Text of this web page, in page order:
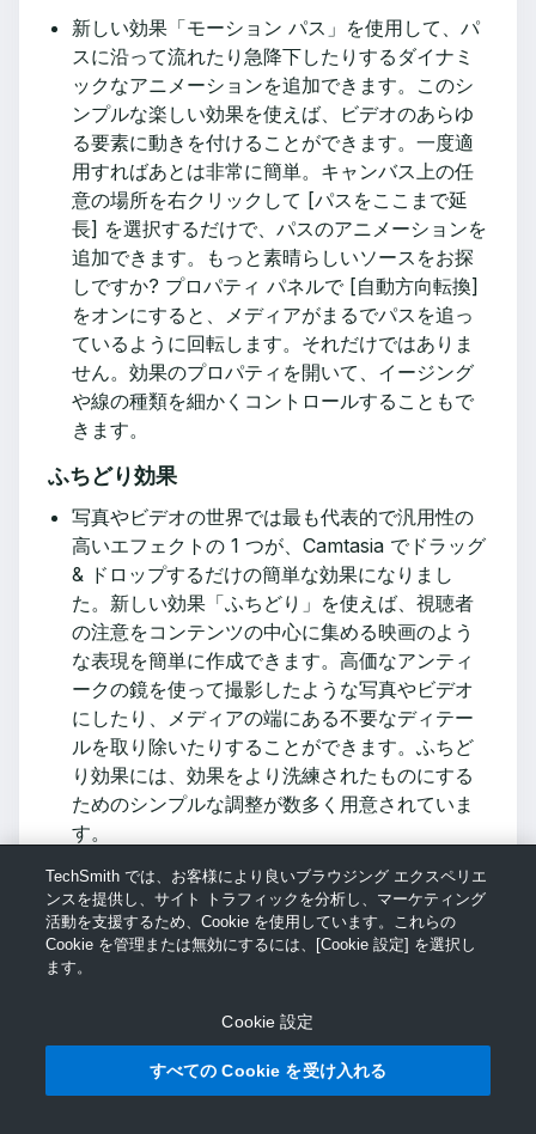
新しい効果「モーション パス」を使用して、パ
スに沿って流れたり急降下したりするダイナミ
ックなアニメーションを追加できます。このシ
ンプルな楽しい効果を使えば、ビデオのあらゆ
る要素に動きを付けることができます。一度適
用すればあとは非常に簡単。キャンバス上の任
意の場所を右クリックして [パスをここまで延
長] を選択するだけで、パスのアニメーションを
追加できます。もっと素晴らしいソースをお探
しですか? プロパティ パネルで [自動方向転換]
をオンにすると、メディアがまるでパスを追っ
ているように回転します。それだけではありま
せん。効果のプロパティを開いて、イージング
や線の種類を細かくコントロールすることもで
きます。
ふちどり効果
写真やビデオの世界では最も代表的で汎用性の
高いエフェクトの 1 つが、Camtasia でドラッグ
& ドロップするだけの簡単な効果になりまし
た。新しい効果「ふちどり」を使えば、視聴者
の注意をコンテンツの中心に集める映画のよう
な表現を簡単に作成できます。高価なアンティ
ークの鏡を使って撮影したような写真やビデオ
にしたり、メディアの端にある不要なディテー
ルを取り除いたりすることができます。ふちど
り効果には、効果をより洗練されたものにする
ためのシンプルな調整が数多く用意されていま
す。
量のスライダーで、効果の強度と白黒の色調を
コントロールできます。
また、サイズ、丸み、フェザーの各スライダー
AIによる背景の削除 (ベータ版)
グリーン スクリーンを設置する時間も忍耐力
TechSmith では、お客様により良いブラウジング エクスペリエ
ンスを提供し、サイト トラフィックを分析し、マーケティング
活動を支援するため、Cookie を使用しています。これらの
Cookie を管理または無効にするには、[Cookie 設定] を選択し
ます。
Cookie 設定
すべての Cookie を受け入れる